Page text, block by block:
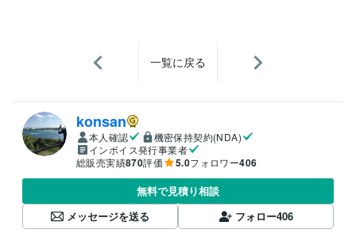
一覧に戻る
konsan
本人確認
機密保持契約(NDA)
インボイス発行事業者
総販売実績870評価 5.0フォロワー406
無料で見積り相談
メッセージを送る
フォロー406